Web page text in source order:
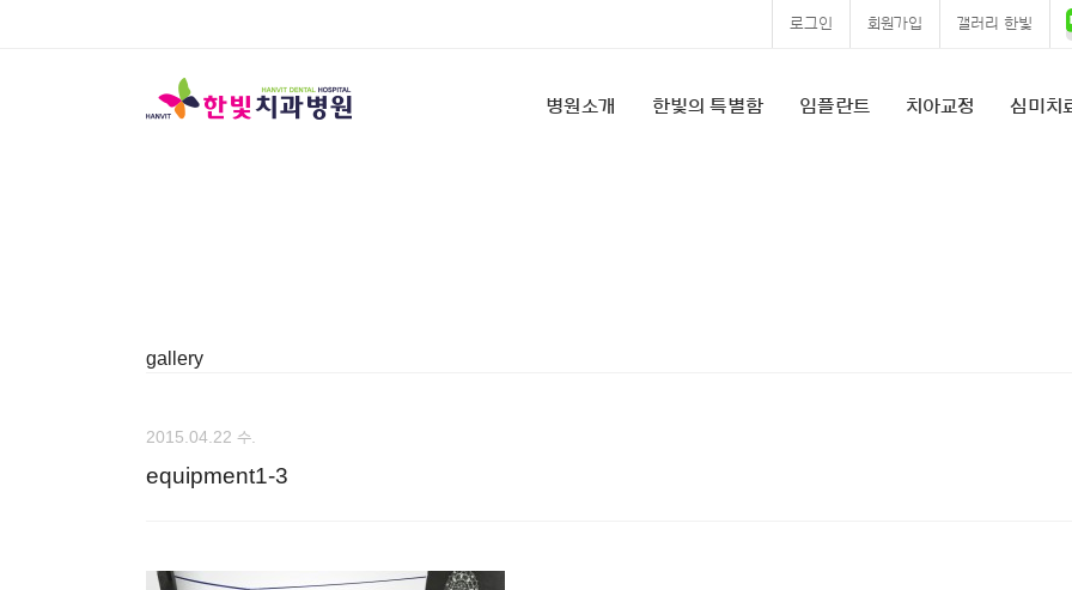
로그인 회원가입 갤러리 한빛
병원소개 한빛의 특별함 임플란트 치아교정 심미치
gallery
2015.04.22 수.
equipment1-3